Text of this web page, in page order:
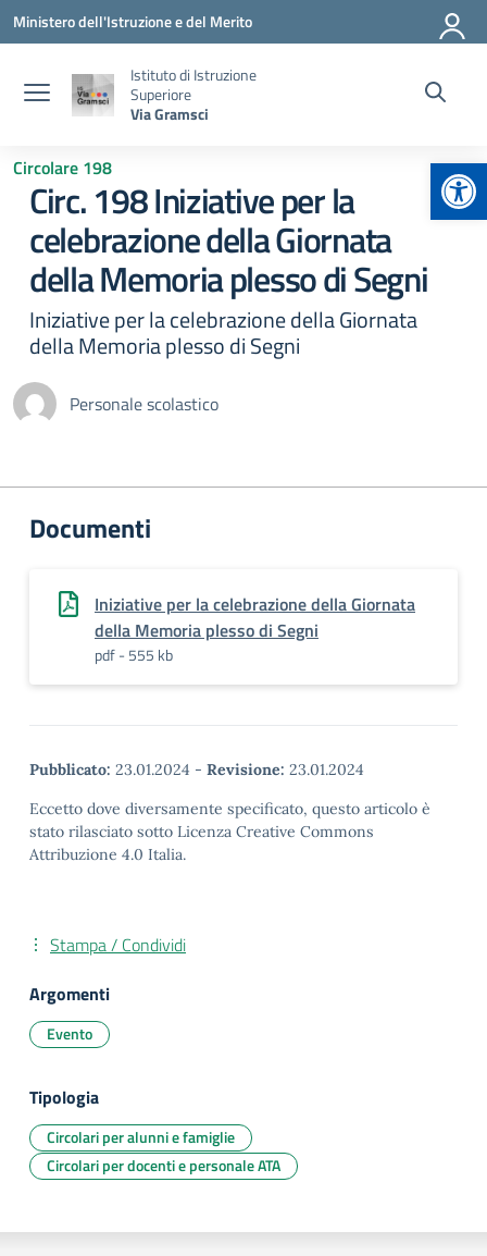
Vai ai contenuti
Vai al menu di navigazione
Vai al footer
Ministero dell'Istruzione e del Merito
Istituto di Istruzione
Superiore
Via Gramsci
Circolare 198
Circ. 198 Iniziative per la
celebrazione della Giornata
della Memoria plesso di Segni
Iniziative per la celebrazione della Giornata
della Memoria plesso di Segni
Personale scolastico
Documenti
Iniziative per la celebrazione della Giornata
della Memoria plesso di Segni
pdf - 555 kb
Pubblicato: 23.01.2024 - Revisione: 23.01.2024
Eccetto dove diversamente specificato, questo articolo è
stato rilasciato sotto Licenza Creative Commons
Attribuzione 4.0 Italia.
Stampa / Condividi
Argomenti
Evento
Tipologia
Circolari per alunni e famiglie
Circolari per docenti e personale ATA